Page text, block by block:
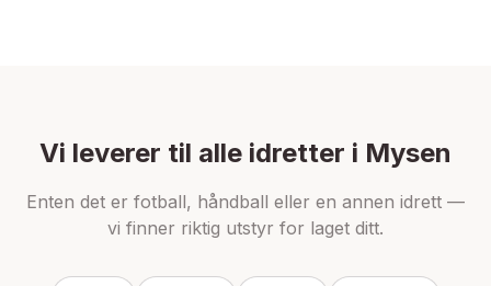
Vi leverer til alle idretter i Mysen
Enten det er fotball, håndball eller en annen idrett —
vi finner riktig utstyr for laget ditt.